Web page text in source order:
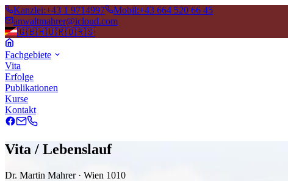
Kanzlei:+43 1 9714997 Mobil:+43 664 520 66 45
anwaltmahrer@icloud.com
🇬🇧🇭🇺🇷🇴🇷🇸
Fachgebiete
Vita
Erfolge
Publikationen
Kurse
Kontakt
Vita / Lebenslauf
Dr. Martin Mahrer · Wien 1010